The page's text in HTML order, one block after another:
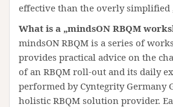
effective than the overly simplified
What is a „mindsON RBQM
mindsON RBQM is a series of
provides practical advice on the
of an RBQM roll-out and its daily
performed by Cyntegrity Germany
holistic RBQM solution provider.